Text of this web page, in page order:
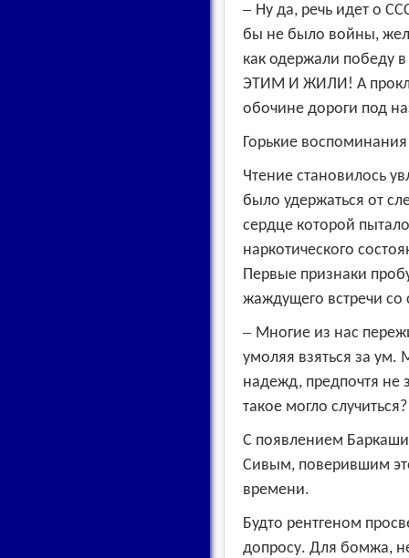
– Ну да, речь идет о
бы не было войны,
как одержали победу
ЭТИМ И ЖИЛИ! А
обочине дороги под
Горькие
Чтение становилось
было удержаться от
сердце которой
наркотического
Первые признаки
жаждущего встречи со
– Многие из нас
умоляя взяться за ум.
надежд, предпочтя
такое могло
С появлением
Сивым, поверившим
времени.
Будто рентгеном
допросу. Для бомжа,